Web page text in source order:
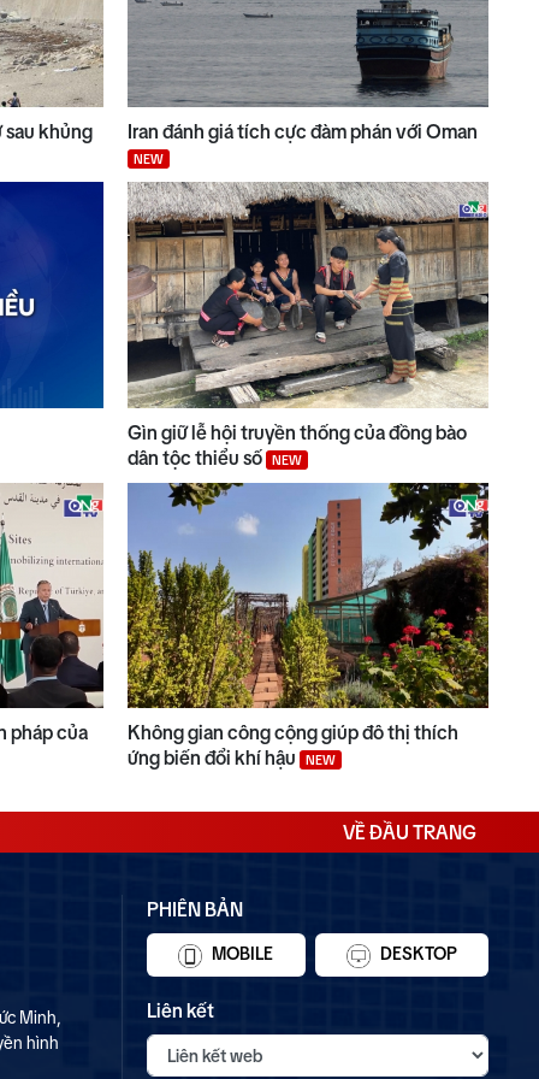
sau khủng Iran đánh giá tích cực đàm phán với Oman
NEW
Gìn giữ lễ hội truyền thống của đồng bào
dân tộc thiểu số
NEW
pháp của
Không gian công cộng giúp đô thị thích
ứng biến đổi khí hậu
NEW
VỀ ĐẦU TRANG
Minh,
hình
PHIÊN BẢN
MOBILE DESKTOP
Liên kết